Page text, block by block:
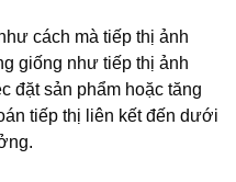
cách mà tiếp thị ảnh
giống như tiếp thị ảnh
đặt sản phẩm hoặc tăng
tiếp thị liên kết đến dưới